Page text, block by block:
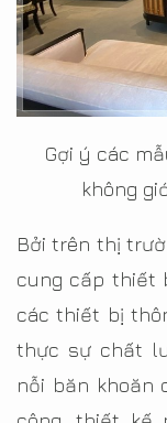
Gợi ý các
không
Bởi trên thị
cung cấp thiết
các thiết bị
thực sự chất
nỗi băn khoăn